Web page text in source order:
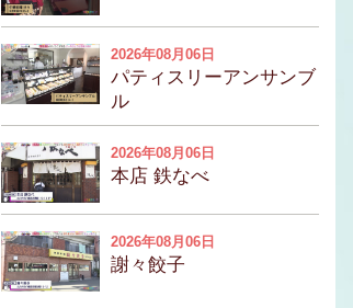
2026年08月06日
パティスリーアンサンブ
ル
2026年08月06日
本店 鉄なべ
2026年08月06日
謝々餃子